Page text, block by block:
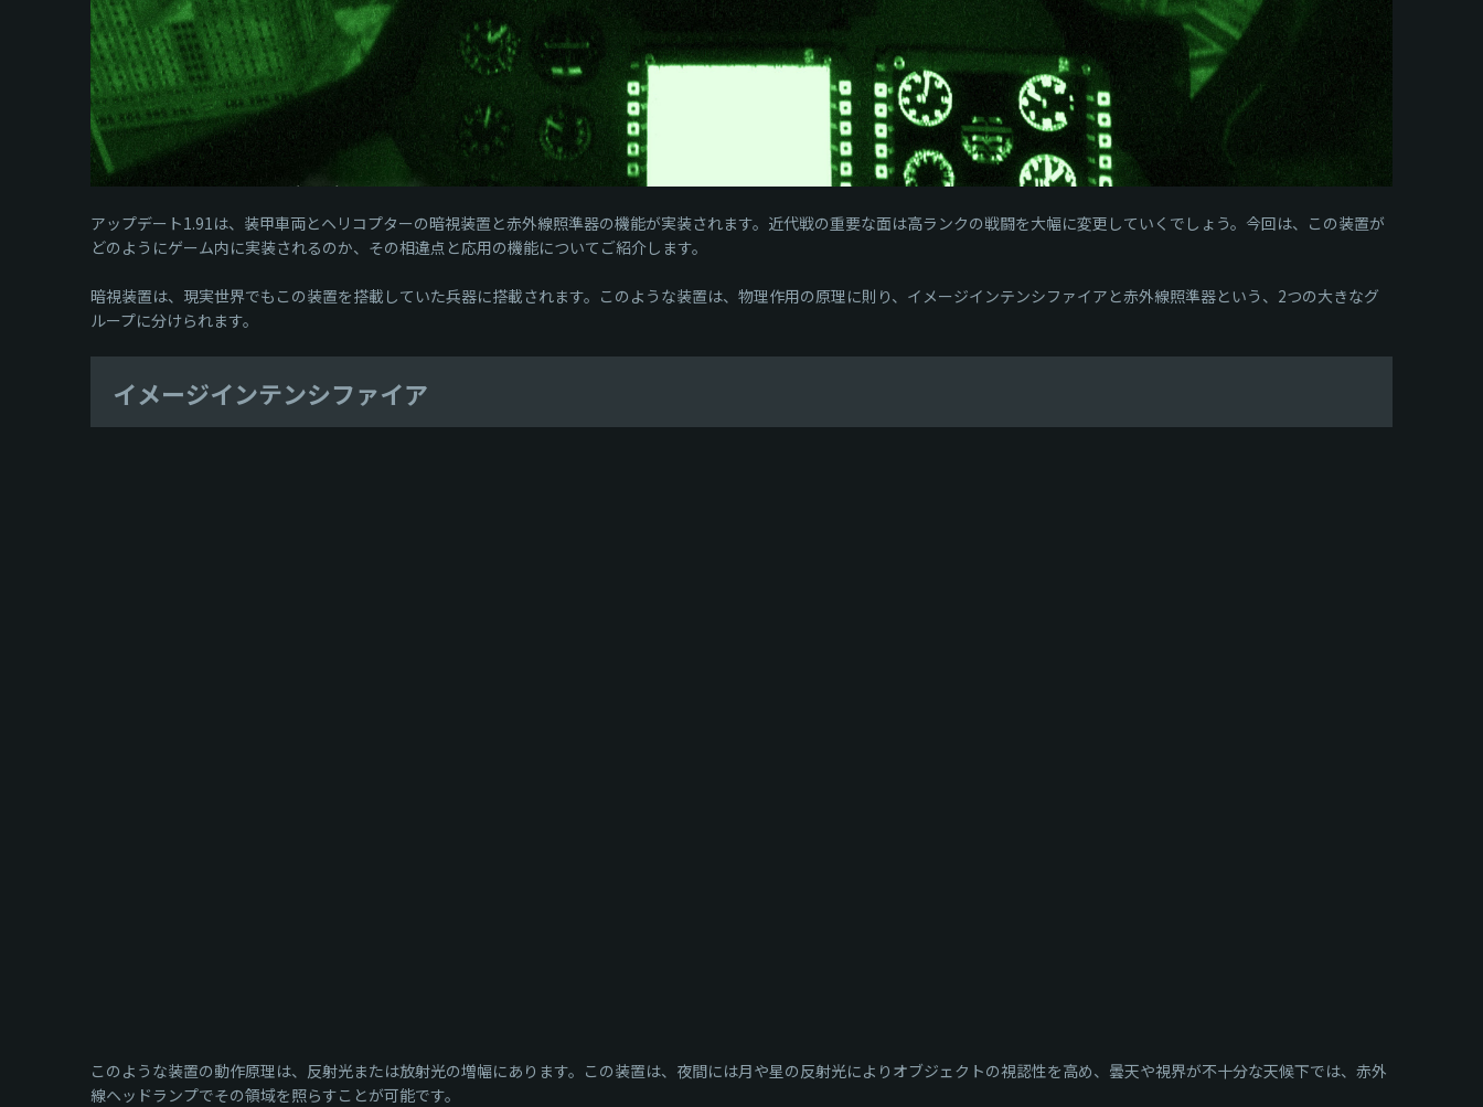
アップデート1.91は、装甲車両とヘリコプターの暗視装置と赤外線照準器の機能が実装されます。近代戦の重要な面は高ランクの戦闘を大幅に変更していくでしょう。今回は、この装置が
どのようにゲーム内に実装されるのか、その相違点と応用の機能についてご紹介します。
暗視装置は、現実世界でもこの装置を搭載していた兵器に搭載されます。このような装置は、物理作用の原理に則り、イメージインテンシファイアと赤外線照準器という、2つの大きなグ
ループに分けられます。
イメージインテンシファイア
このような装置の動作原理は、反射光または放射光の増幅にあります。この装置は、夜間には月や星の反射光によりオブジェクトの視認性を高め、曇天や視界が不十分な天候下では、赤外
線ヘッドランプでその領域を照らすことが可能です。